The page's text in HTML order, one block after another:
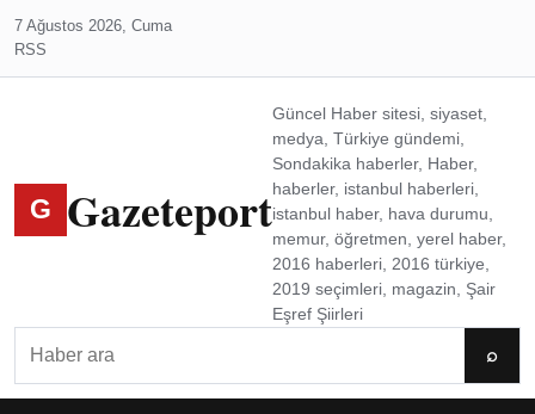
7 Ağustos 2026, Cuma
RSS
G Gazeteport
Güncel Haber sitesi, siyaset,
medya, Türkiye gündemi,
Sondakika haberler, Haber,
haberler, istanbul haberleri,
istanbul haber, hava durumu,
memur, öğretmen, yerel haber,
2016 haberleri, 2016 türkiye,
2019 seçimleri, magazin, Şair
Eşref Şiirleri
⌕